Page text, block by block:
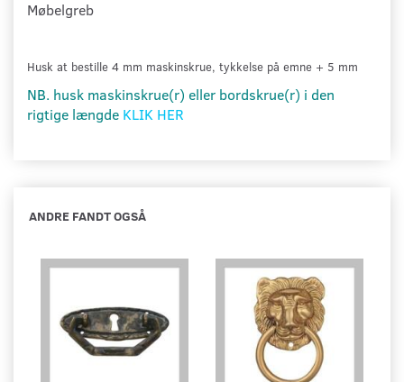
Møbelgreb
Husk at bestille 4 mm maskinskrue, tykkelse på emne + 5 mm
NB. husk maskinskrue(r) eller bordskrue(r) i den
rigtige længde KLIK HER
ANDRE FANDT OGSÅ